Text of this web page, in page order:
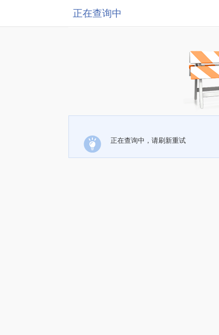
正在查询中
正在查询中，请刷新重试